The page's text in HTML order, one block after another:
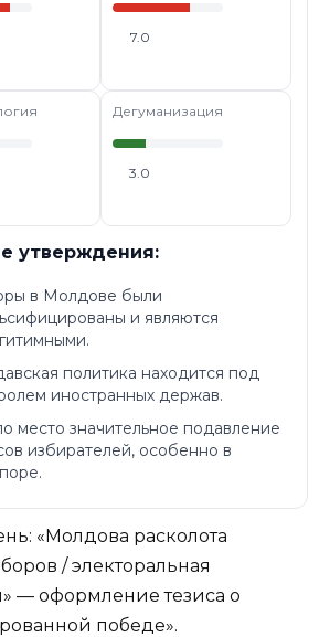
7.0
Дегуманизация
3.0
утверждения:
в Молдове были
и являются
политика находится под
иностранных держав.
место значительное подавление
избирателей, особенно в
«Молдова расколота
/ электоральная
— оформление тезиса о
победе».